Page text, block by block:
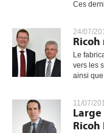
Ces
24/07/
Le
vers les
ainsi que
11/07/
Ricoh